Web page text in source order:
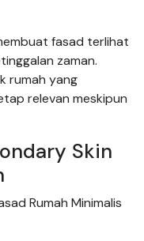
fasad terlihat
zaman.
rumah yang
relevan meskipun
Skin
Rumah Minimalis